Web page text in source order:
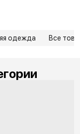
одежда Все